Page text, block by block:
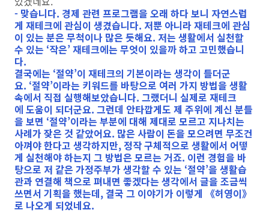
- 맞습니다. 경제 관련 프로그램을 오래 하다 보니 자연스럽
게 재테크에 관심이 생겼습니다. 저뿐 아니라 재테크에 관심
이 있는 분은 무척이나 많은 듯해요. 저는 생활에서 실천할
수 있는 ‘작은’ 재테크에는 무엇이 있을까 하고 고민했습니
다.
결국에는 ‘절약’이 재테크의 기본이라는 생각이 들더군
요. ‘절약’이라는 키워드를 바탕으로 여러 가지 방법을 생활
속에서 직접 실행해보았습니다. 그랬더니 실제로 재테크
에 도움이 되더군요. 그런데 안타깝게도 제 주위에 계신 분들
을 보면 ‘절약’이라는 부분에 대해 제대로 모르고 지나치는
사례가 잦은 것 같았어요. 많은 사람이 돈을 모으려면 무조건
아껴야 한다고 생각하지만, 정작 구체적으로 생활에서 어떻
게 실천해야 하는지 그 방법은 모르는 거죠. 이런 경험을 바
탕으로 저 같은 가정주부가 생각할 수 있는 ‘절약’을 생활습
관과 연결해 책으로 펴내면 좋겠다는 생각에서 글을 조금씩
쓰면서 기획을 했는데, 결국 그 이야기가 이렇게 《허영이》
로 나오게 되었네요.